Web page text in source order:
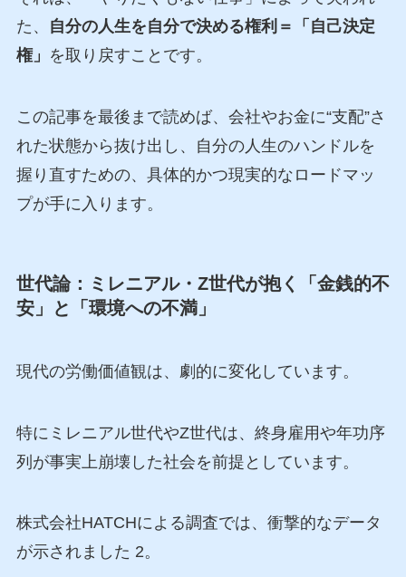
た、
自分の人生を自分で決める権利＝「自己決定
権」 を取り戻すことです。
この記事を最後まで読めば、会社やお金に“支配”さ
れた状態から抜け出し、自分の人生のハンドルを
握り直すための、具体的かつ現実的なロードマッ
プが手に入ります。
世代論：ミレニアル・Z世代が抱く「金銭的不
安」と「環境への不満」
現代の労働価値観は、劇的に変化しています。
特にミレニアル世代やZ世代は、終身雇用や年功序
列が事実上崩壊した社会を前提としています。
株式会社HATCHによる調査では、衝撃的なデータ
が示されました 2。